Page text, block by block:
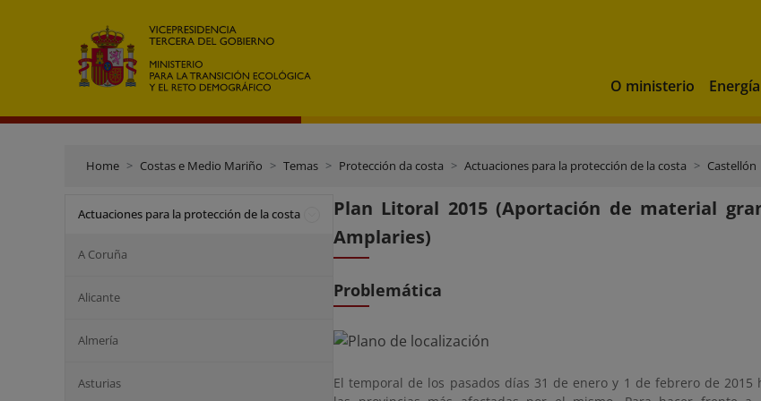
O ministerio Energía
Home Costas e Medio Mariño Temas Protección da costa Actuaciones para la protección de la costa Castellón
Actuaciones para la protección de la costa
A Coruña
Alicante
Almería
Asturias
Plan Litoral 2015 (Aportación de material
Amplaries)
Problemática
El temporal de los pasados días 31 de enero y 1 de febrero de 2015